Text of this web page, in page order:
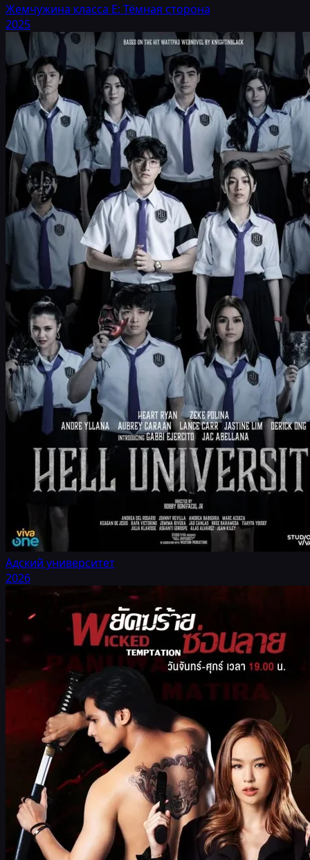
Жемчужина класса Е: Тёмная сторона
2025
Адский университет
2026